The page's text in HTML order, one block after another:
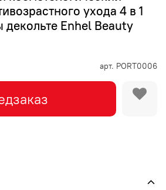
арт. PORT0006
ухода 4 в 1
декольте Enhel Beauty